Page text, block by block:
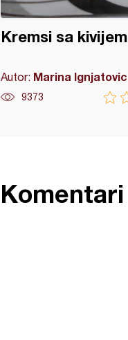
Kremsi sa kivijem
Autor: Marina Ignjatovic
9373
Komentari